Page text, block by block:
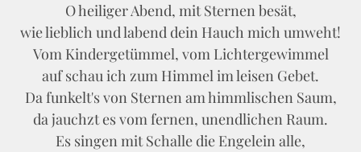
O heiliger Abend, mit Sternen besät,
wie lieblich und labend dein Hauch mich umweht!
Vom Kindergetümmel, vom Lichtergewimmel
auf schau ich zum Himmel im leisen Gebet.
Da funkelt's von Sternen am himmlischen Saum,
da jauchzt es vom fernen, unendlichen Raum.
Es singen mit Schalle die Engelein alle,